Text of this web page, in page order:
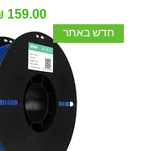
מחיר‏159.00 ‏₪
חדש באתר